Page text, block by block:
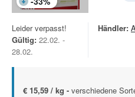
Leider verpasst!
Gültig: 22.02. -
28.02.
Händler:
€ 15,59 / kg - verschiedene